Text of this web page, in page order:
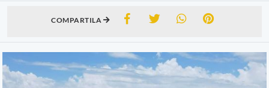
COMPARTILA